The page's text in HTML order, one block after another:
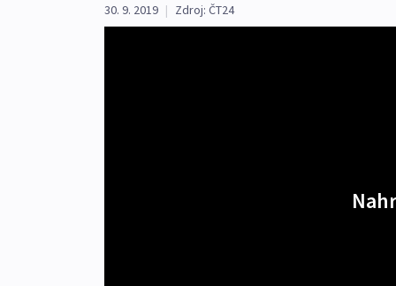
30. 9. 2019 | Zdroj: ČT24